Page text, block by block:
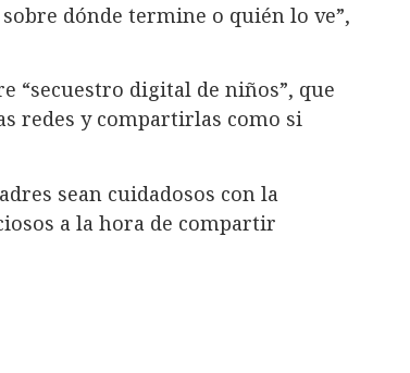
dónde termine o quién lo ve”,
“secuestro digital de niños”, que
redes y compartirlas como si
sean cuidadosos con la
a la hora de compartir